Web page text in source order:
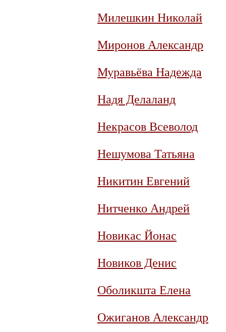
Милешкин Николай
Миронов Александр
Муравьёва Надежда
Надя Делаланд
Некрасов Всеволод
Нешумова Татьяна
Никитин Евгений
Нитченко Андрей
Новикас Йонас
Новиков Денис
Оболикшта Елена
Ожиганов Александр